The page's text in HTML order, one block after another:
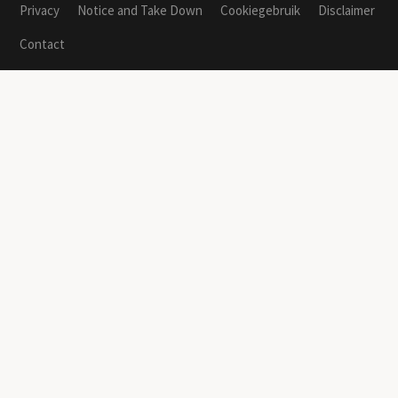
Privacy Notice and Take Down Cookiegebruik
Disclaimer
Contact